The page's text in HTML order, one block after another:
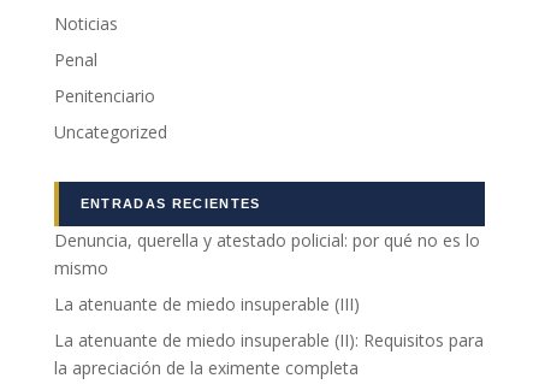
Noticias
Penal
Penitenciario
Uncategorized
ENTRADAS RECIENTES
Denuncia, querella y atestado policial: por qué no es lo
mismo
La atenuante de miedo insuperable (III)
La atenuante de miedo insuperable (II): Requisitos para
la apreciación de la eximente completa